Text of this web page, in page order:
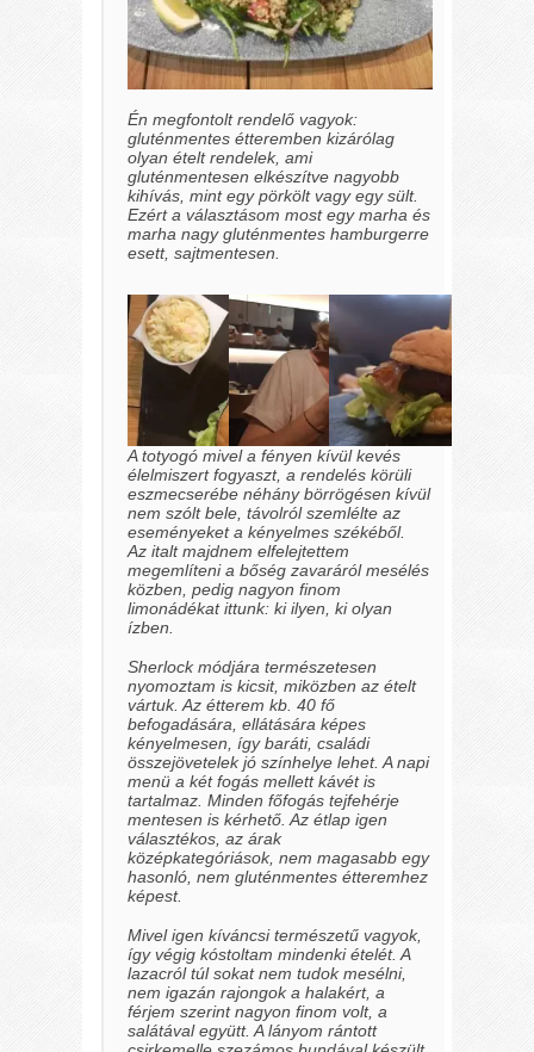
Én megfontolt rendelő vagyok:
gluténmentes étteremben kizárólag
olyan ételt rendelek, ami
gluténmentesen elkészítve nagyobb
kihívás, mint egy pörkölt vagy egy sült.
Ezért a választásom most egy marha és
marha nagy gluténmentes hamburgerre
esett, sajtmentesen.
A totyogó mivel a fényen kívül kevés
élelmiszert fogyaszt, a rendelés körüli
eszmecserébe néhány börrögésen kívül
nem szólt bele, távolról szemlélte az
eseményeket a kényelmes székéből.
Az italt majdnem elfelejtettem
megemlíteni a bőség zavaráról mesélés
közben, pedig nagyon finom
limonádékat ittunk: ki ilyen, ki olyan
ízben.
Sherlock módjára természetesen
nyomoztam is kicsit, miközben az ételt
vártuk. Az étterem kb. 40 fő
befogadására, ellátására képes
kényelmesen, így baráti, családi
összejövetelek jó színhelye lehet. A napi
menü a két fogás mellett kávét is
tartalmaz. Minden főfogás tejfehérje
mentesen is kérhető. Az étlap igen
választékos, az árak
középkategóriások, nem magasabb egy
hasonló, nem gluténmentes étteremhez
képest.
Mivel igen kíváncsi természetű vagyok,
így végig kóstoltam mindenki ételét. A
lazacról túl sokat nem tudok mesélni,
nem igazán rajongok a halakért, a
férjem szerint nagyon finom volt, a
salátával együtt. A lányom rántott